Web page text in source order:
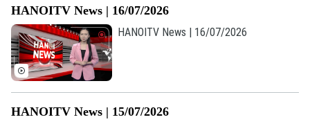
Liên hệ đường dây nóng (bấm để gọi)
HANOITV News | 16/07/2026
HANOITV News | 16/07/2026
HANOITV News | 15/07/2026